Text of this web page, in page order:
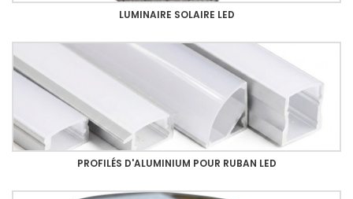
LUMINAIRE SOLAIRE LED
PROFILÉS D'ALUMINIUM POUR RUBAN LED